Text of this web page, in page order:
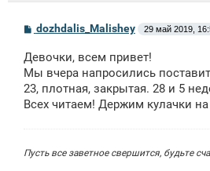
С
о
б
щ
е
н
и
dozhdalis_Malishey 29 май 2019,
Девочки, всем привет!
Мы вчера напросились
23, плотная, закрытая. 28 и 5
Всех читаем! Держим кулачки на
Пусть все заветное свершится, будьте